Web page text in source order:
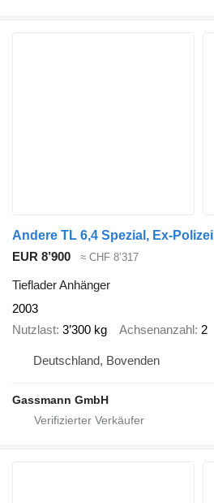
Andere TL 6,4 Spezial, Ex-Polizei
EUR 8’900
≈ CHF 8’317
Tieflader Anhänger
2003
Nutzlast 3’300 kg Achsenanzahl 2
Deutschland, Bovenden
Gassmann GmbH